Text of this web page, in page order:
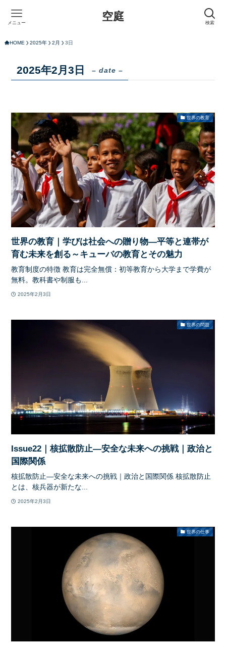
空庭 検索
メニュー
HOME 2025年 2月 3日
2025年2月3日 – date –
世界の教育
世界の教育｜学びは社会への贈り物―平等と連帯が
育む未来を創る～キューバの教育とその魅力
教育制度の特徴 教育は完全無償：初等教育から大学まで学費が
無料。教科書や制服も...
2025年2月3日
世界の問題
Issue22｜核拡散防止―安全な未来への挑戦｜政治と
国際関係
核拡散防止―安全な未来への挑戦｜政治と国際関係 核拡散防止
とは、核兵器が新たな...
2025年2月3日
世界の仕事